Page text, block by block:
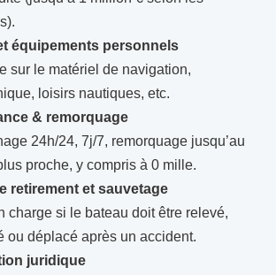
équipements personnels
sur le matériel de navigation,
loisirs nautiques, etc.
& remorquage
24h/24, 7j/7, remorquage jusqu’au
proche, y compris à 0 mille.
retirement et sauvetage
charge si le bateau doit être relevé,
ou déplacé après un accident.
juridique